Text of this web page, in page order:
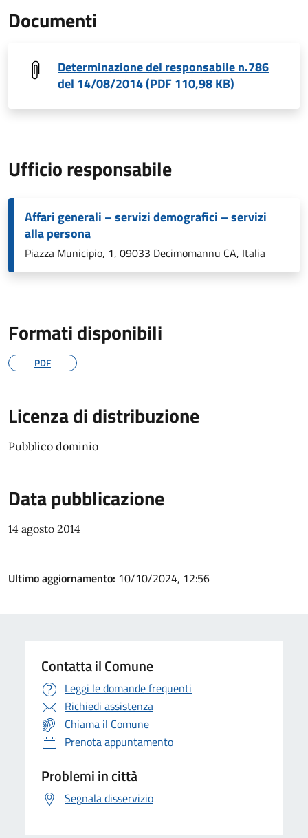
Documenti
Determinazione del responsabile n.786
del 14/08/2014 (PDF 110,98 KB)
Ufficio responsabile
Affari generali – servizi demografici – servizi
alla persona
Piazza Municipio, 1, 09033 Decimomannu CA, Italia
Formati disponibili
PDF
Licenza di distribuzione
Pubblico dominio
Data pubblicazione
14 agosto 2014
Ultimo aggiornamento: 10/10/2024, 12:56
Contatta il Comune
Leggi le domande frequenti
Richiedi assistenza
Chiama il Comune
Prenota appuntamento
Problemi in città
Segnala disservizio